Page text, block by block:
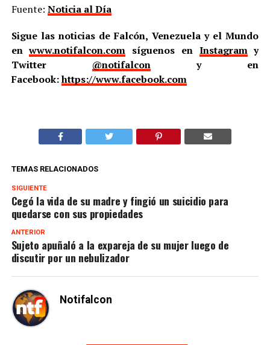
Fuente: Noticia al Día
Sigue las noticias de Falcón, Venezuela y el Mundo
enwww.notifalcon.com síguenos en Instagramy
Twitter @notifalcony en
Facebook:https://www.facebook.com
TEMAS RELACIONADOS
SIGUIENTE
Cegó la vida de su madre y fingió un suicidio para
quedarse con sus propiedades
ANTERIOR
Sujeto apuñaló a la expareja de su mujer luego de
discutir por un nebulizador
Notifalcon